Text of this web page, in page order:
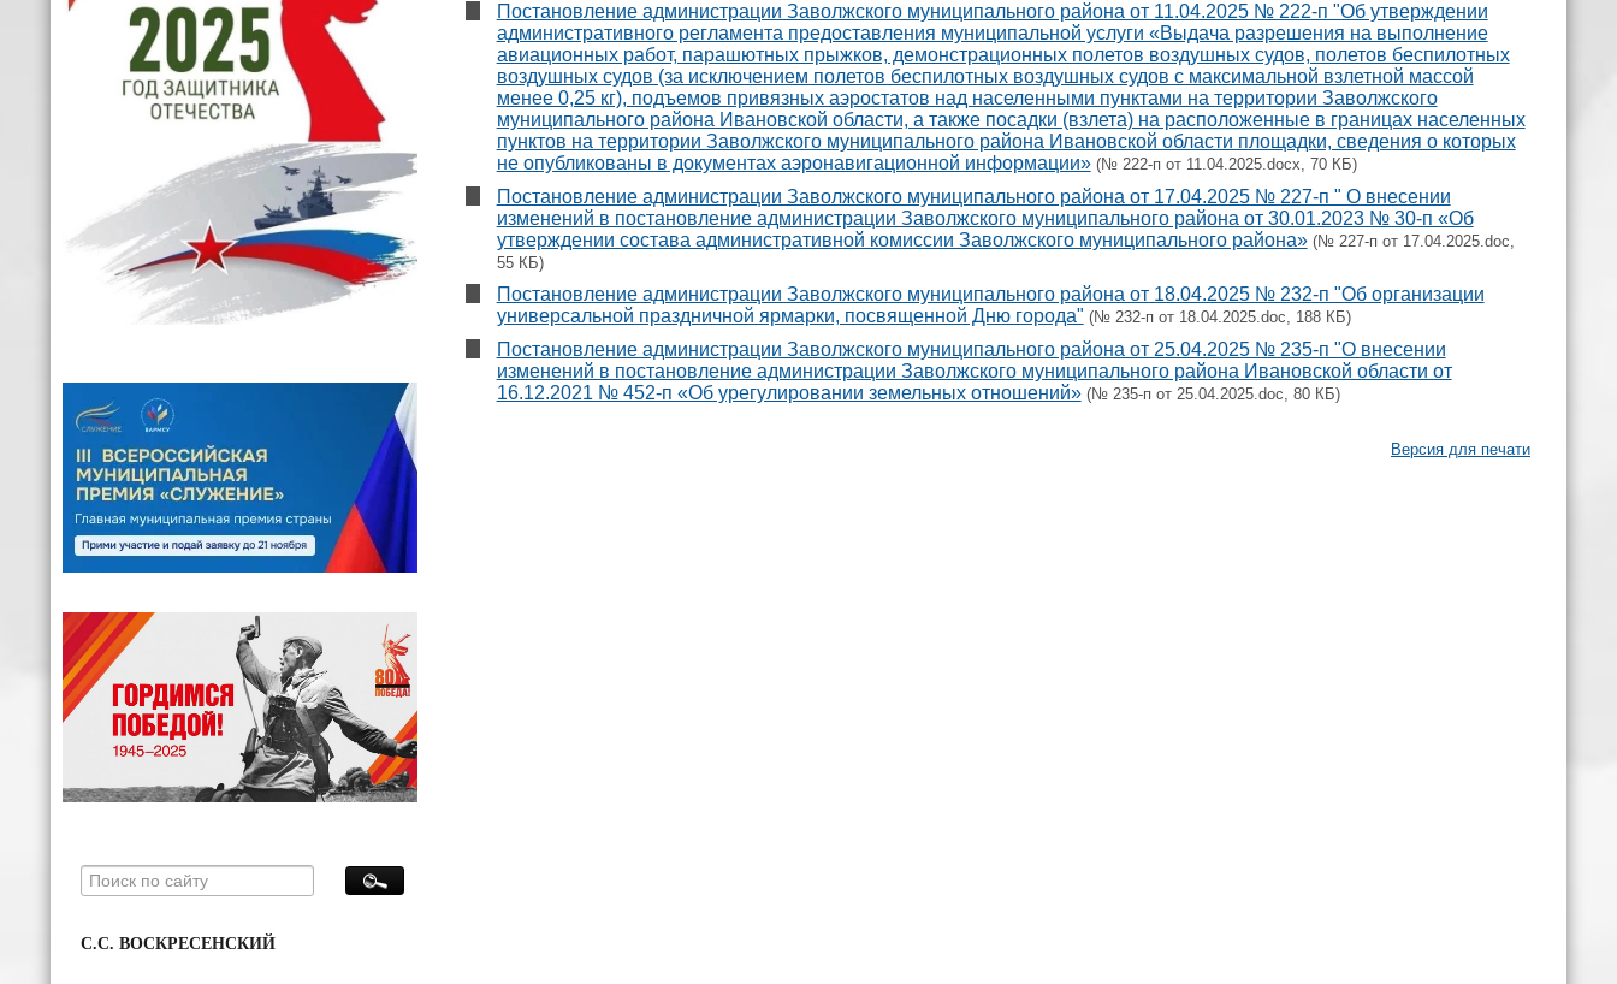
С.С. ВОСКРЕСЕНСКИЙ
Постановление администрации Заволжского муниципального района от 11.04.2025 № 222-п "Об утверждении
административного регламента предоставления муниципальной услуги «Выдача разрешения на выполнение
авиационных работ, парашютных прыжков, демонстрационных полетов воздушных судов, полетов беспилотных
воздушных судов (за исключением полетов беспилотных воздушных судов с максимальной взлетной массой
менее 0,25 кг), подъемов привязных аэростатов над населенными пунктами на территории Заволжского
муниципального района Ивановской области, а также посадки (взлета) на расположенные в границах населенных
пунктов на территории Заволжского муниципального района Ивановской области площадки, сведения о которых
не опубликованы в документах аэронавигационной информации» (№ 222-п от 11.04.2025.docx, 70 КБ)
Постановление администрации Заволжского муниципального района от 17.04.2025 № 227-п " О внесении
изменений в постановление администрации Заволжского муниципального района от 30.01.2023 № 30-п «Об
утверждении состава административной комиссии Заволжского муниципального района» (№ 227-п от 17.04.2025.doc,
55 КБ)
Постановление администрации Заволжского муниципального района от 18.04.2025 № 232-п "Об организации
универсальной праздничной ярмарки, посвященной Дню города" (№ 232-п от 18.04.2025.doc, 188 КБ)
Постановление администрации Заволжского муниципального района от 25.04.2025 № 235-п "О внесении
изменений в постановление администрации Заволжского муниципального района Ивановской области от
16.12.2021 № 452-п «Об урегулировании земельных отношений» (№ 235-п от 25.04.2025.doc, 80 КБ)
Версия для печати